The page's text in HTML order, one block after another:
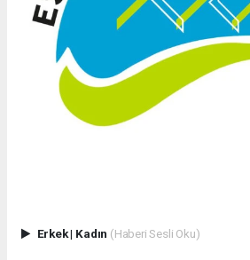
Erkek| Kadın (Haberi Sesli Oku)